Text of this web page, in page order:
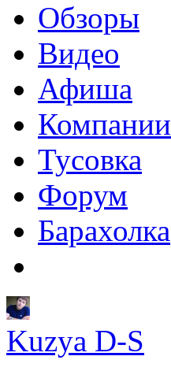
Обзоры
Видео
Афиша
Компании
Тусовка
Форум
Барахолка
Kuzya D-S